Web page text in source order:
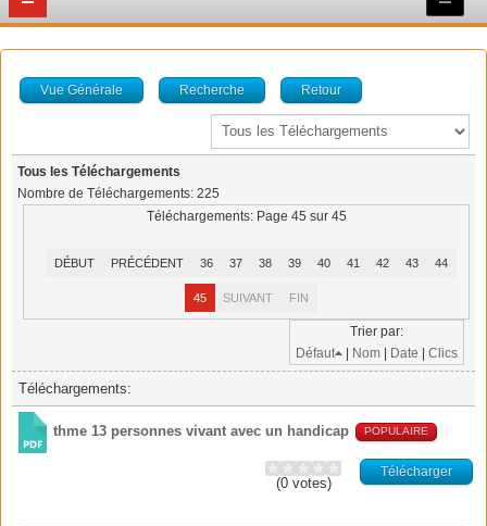
Vue Générale Recherche Retour
Tous les Téléchargements
Nombre de Téléchargements: 225
Téléchargements: Page 45 sur 45
DÉBUT PRÉCÉDENT 36 37 38 39 40 41 42 43 44
45 SUIVANT FIN
Trier par:
Défaut
| Nom | Date | Clics
Téléchargements:
thme 13 personnes vivant avec un handicap POPULAIRE
Télécharger
(0 votes)